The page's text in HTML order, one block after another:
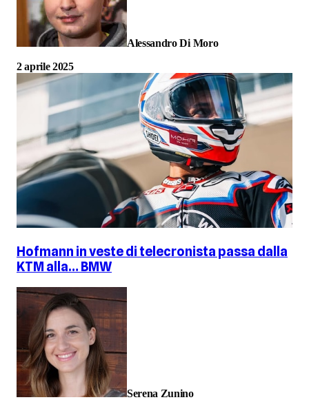
Alessandro Di Moro
2 aprile 2025
Hofmann in veste di telecronista passa dalla
KTM alla… BMW
Serena Zunino